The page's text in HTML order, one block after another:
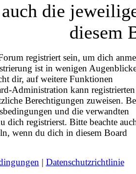
die
diesem
registriert sein, um dich
ist in wenigen
dir, auf weitere Funktionen
Administration kann registrierten
Berechtigungen zuweisen.
und die verwandten
dich registrierst. Bitte beachte
wenn du dich in diesem Board
| Datenschutzrichtlinie